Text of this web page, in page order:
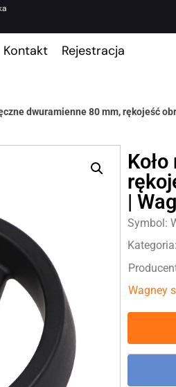
Kontakt
Rejestracja
dwuramienne 80 mm, rękojeść
|
Symbol:
Kategoria:
Wagney